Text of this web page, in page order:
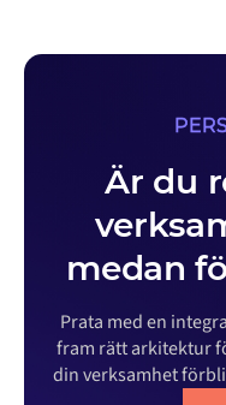
Är du
medan
Prata med en
fram rätt arkitektur
din verksamhet